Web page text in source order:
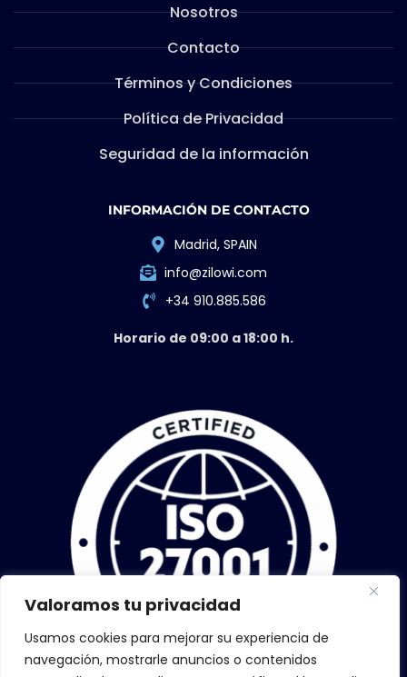
Valoramos tu privacidad
Usamos cookies para mejorar su experiencia de
navegación, mostrarle anuncios o contenidos
Nosotros
Contacto
Términos y Condiciones
Política de Privacidad
Seguridad de la información
INFORMACIÓN DE CONTACTO
Madrid, SPAIN
info@zilowi.com
+34 910.885.586
Horario de 09:00 a 18:00 h.